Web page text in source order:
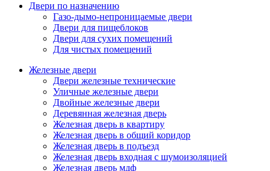
Двери по назначению
Газо-дымо-непроницаемые двери
Двери для пищеблоков
Двери для сухих помещений
Для чистых помещений
Железные двери
Двери железные технические
Уличные железные двери
Двойные железные двери
Деревянная железная дверь
Железная дверь в квартиру
Железная дверь в общий коридор
Железная дверь в подъезд
Железная дверь входная с шумоизоляцией
Железная дверь мдф